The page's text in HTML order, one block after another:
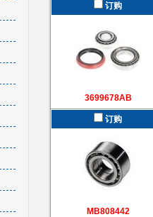
订购
3699678AB
订购
MB808442